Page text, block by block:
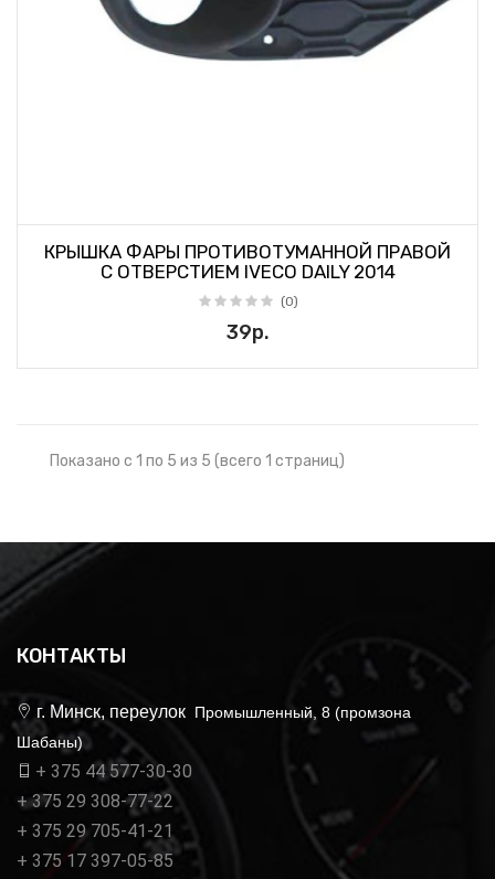
КРЫШКА ФАРЫ ПРОТИВОТУМАННОЙ ПРАВОЙ
С ОТВЕРСТИЕМ IVECO DAILY 2014
(0)
39р.
Показано с 1 по 5 из 5 (всего 1 страниц)
КОНТАКТЫ
г. Минск, переулок Промышленный, 8 (промзона
Шабаны)
+ 375 44 577-30-30
+ 375 29 308-77-22
+ 375 29 705-41-21
+ 375 17 397-05-85